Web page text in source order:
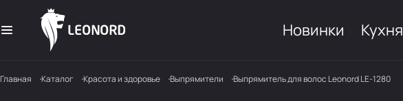
Новинки Кухня
Главная Каталог Красота и здоровье Выпрямители Выпрямитель для волос Leonord LE-1280